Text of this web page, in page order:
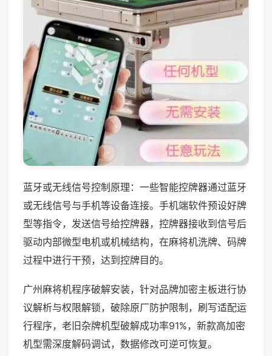
蓝牙或无线信号控制原理：一些智能控牌器通过蓝牙
或无线信号与手机等设备连接。手机端软件预设好牌
型等指令，发送信号给控牌器，控牌器接收到信号后
驱动内部微型电机或机械结构，在麻将机洗牌、码牌
过程中进行干预，达到控牌目的。
广州麻将机程序破解安装，针对品牌加密主板进行协
议解析与权限解锁，破除原厂防护限制，刷写适配运
行程序，老旧杂牌机型破解成功率91%，新款高加密
机型需深度解码调试，数据修改可逆可恢复。